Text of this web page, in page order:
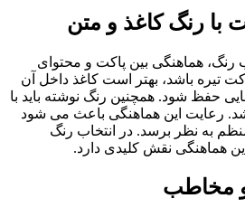
با رنگ کاغذ و متن
رنگ، هماهنگی بین پاکت و محتوای
تیره باشد، بهتر است کاغذ داخل آن
حفظ شود. همچنین رنگ نوشته باید با
رعایت این هماهنگی باعث می شود
به نظر برسد. در انتخاب رنگ
هماهنگی نقش کلیدی دارد.
مخاطب